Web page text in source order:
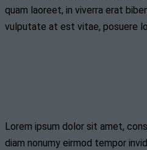
quam laoreet, in viverra erat
vulputate at est vitae, posuere
Lorem ipsum dolor sit amet,
diam nonumy eirmod tempor